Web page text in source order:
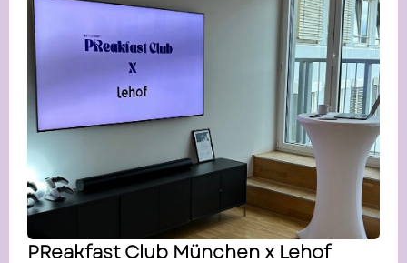
PReakfast Club München x Lehof